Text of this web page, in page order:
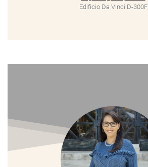
Edificio Da Vinci D-300F